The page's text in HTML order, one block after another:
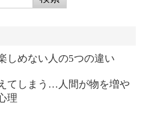
しめない人の5つの違い
てしまう…人間が物を増や
理